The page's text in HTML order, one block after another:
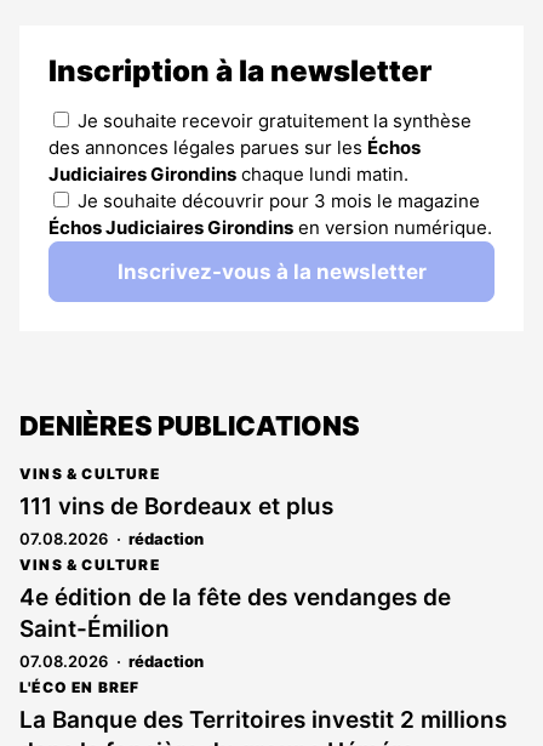
Inscription à la newsletter
Je souhaite recevoir gratuitement la synthèse
des annonces légales parues sur les Échos
Judiciaires Girondins chaque lundi matin.
Je souhaite découvrir pour 3 mois le magazine
Échos Judiciaires Girondins en version numérique.
Inscrivez-vous à la newsletter
DENIÈRES PUBLICATIONS
VINS & CULTURE
111 vins de Bordeaux et plus
07.08.2026 rédaction
VINS & CULTURE
4e édition de la fête des vendanges de
Saint-Émilion
07.08.2026 rédaction
L'ÉCO EN BREF
La Banque des Territoires investit 2 millions